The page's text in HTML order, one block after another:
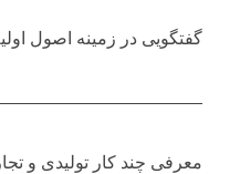
گفتگویی در زمینه اصول
معرفی چند کار تولیدی و